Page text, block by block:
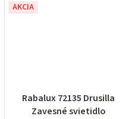
AKCIA
Rabalux 72135 Drusilla
Zavesné svietidlo